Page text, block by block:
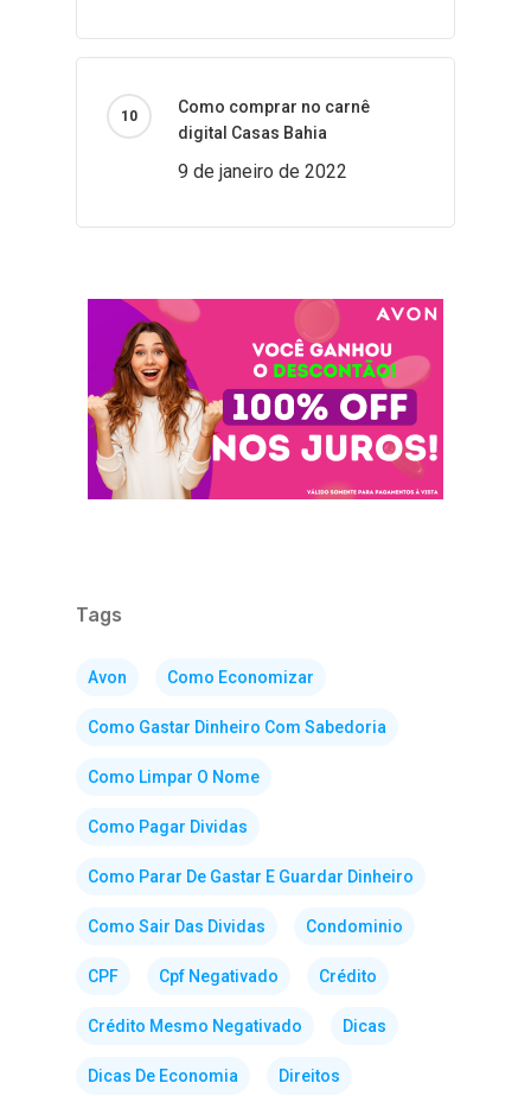
Como comprar no carnê
digital Casas Bahia
9 de janeiro de 2022
Tags
Avon Como Economizar
Como Gastar Dinheiro Com Sabedoria
Como Limpar O Nome
Como Pagar Dividas
Como Parar De Gastar E Guardar Dinheiro
Como Sair Das Dividas Condominio
CPF Cpf Negativado Crédito
Crédito Mesmo Negativado Dicas
Dicas De Economia Direitos